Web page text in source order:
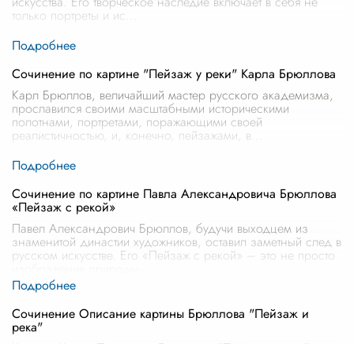
только портреты и ис
Сочинение по картине "Пейзаж у реки" Карла Брюллова
Карл Брюллов, величайший мастер русского академизма,
прославился своими масштабными историческими
полотнами, портретами, поражающими своей
реалистичностью, и, конечно, пейзажами, в
Сочинение по картине Павла Александровича Брюллова
«Пейзаж с рекой»
Павел Александрович Брюллов, будучи выходцем из
знаменитой династии художников, оставил заметный след в
русском искусстве. Его «Пейзаж с рекой» – это не просто
Сочинение Описание картины Брюллова "Пейзаж и
река"